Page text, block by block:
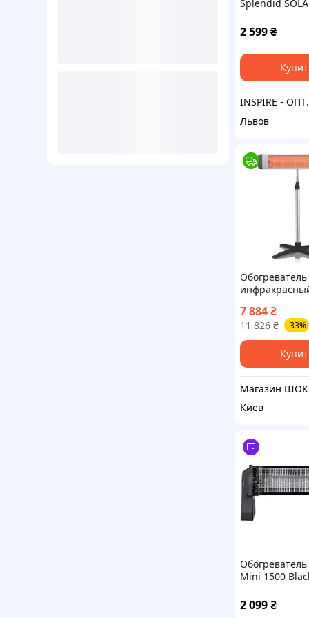
Splendid
2 599₴
INSPIRE -
Львов
Обогреватель
UFO-YU23EN
высокое
7 884₴
11 826 ₴ -33%
Магазин ШОК
Киев
Обогреватель
Mini 1500
2 099₴